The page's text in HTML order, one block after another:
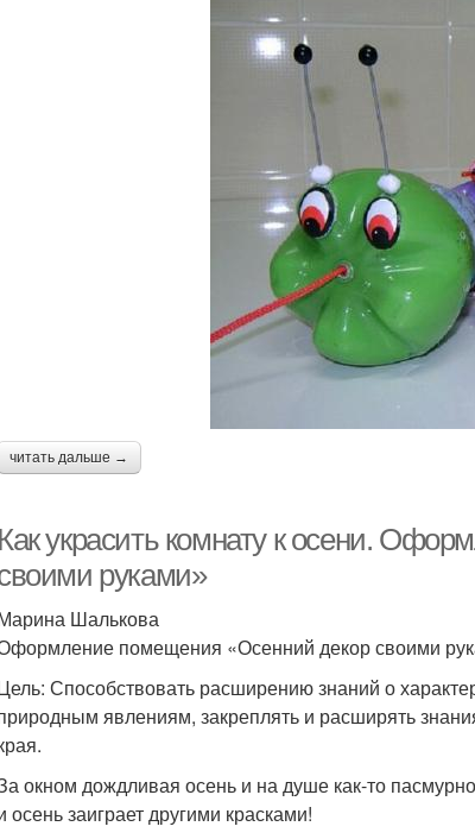
читать дальше →
Как украсить комнату к осени.
руками»
Шалькова
помещения «Осенний декор своими
Способствовать расширению знаний о
явлениям, закреплять и расширять
окном дождливая осень и на душе как-то
осень заиграет другими красками!